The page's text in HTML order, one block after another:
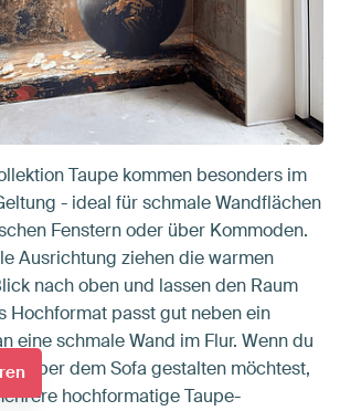
Taupe kommen besonders im
- ideal für schmale Wandflächen
Fenstern oder über Kommoden.
Ausrichtung ziehen die warmen
nach oben und lassen den Raum
Hochformat passt gut neben ein
eine schmale Wand im Flur. Wenn du
über dem Sofa gestalten möchtest,
hochformatige Taupe-